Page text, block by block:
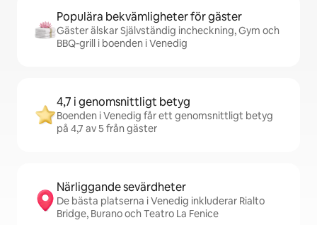
Populära bekvämligheter för gäster
Gäster älskar Självständig incheckning, Gym och
BBQ-grill i boenden i Venedig
4,7 i genomsnittligt betyg
Boenden i Venedig får ett genomsnittligt betyg
på 4,7 av 5 från gäster
Närliggande sevärdheter
De bästa platserna i Venedig inkluderar Rialto
Bridge, Burano och Teatro La Fenice